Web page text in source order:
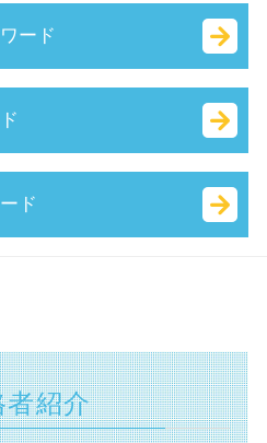
関 一覧
ミング
助金 とは
は
ード
やすく
ド
須賀市 相談
談
者紹介